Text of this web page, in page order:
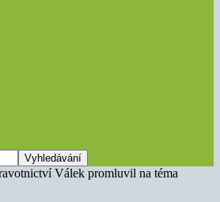
Válek promluvil na téma